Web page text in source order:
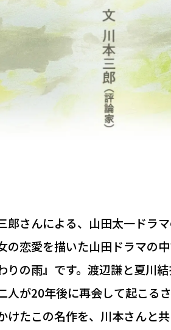
郎さんによる、山田太一ドラ
の恋愛を描いた山田ドラマの
りの雨』です。渡辺謙と夏川
人が20年後に再会して起こる
けたこの名作を、川本さんと